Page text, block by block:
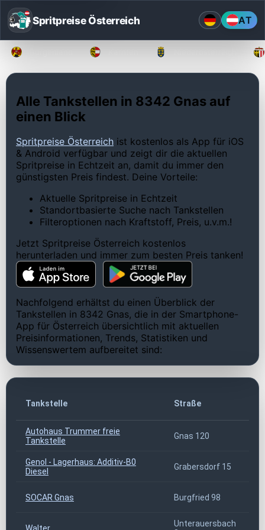
Spritpreise Österreich AT
Alle Tankstellen in 8342 Gnas auf
einen Blick
Spritpreise Österreich ist kostenlos als App für iOS
& Android verfügbar und zeigt dir die aktuellen
Spritpreise in Echtzeit an, damit du immer den
günstigsten Preis findest. Deine Vorteile:
Aktuelle Spritpreise in Echtzeit
Standortbasierte Suche nach Tankstellen
Filteroptionen nach Kraftstoff, Preis, u.v.m.!
Jetzt Spritpreise Österreich kostenlos
herunterladen und immer zum besten Preis tanken!
Nachfolgend erhältst du einen Überblick der
Tankstellen in 8342 Gnas, die in der Smartphone-
App für Österreich übersichtlich mit aktuellen
Preisinformationen, Trends, Statistiken und
Wissenswertem aufbereitet sind:
Tankstelle Straße
Autohaus Trummer freie
Tankstelle
Gnas 120
Genol - Lagerhaus: Additiv-B0
Diesel
Grabersdorf 15
SOCAR Gnas Burgfried 98
Walter
Unterauersbach